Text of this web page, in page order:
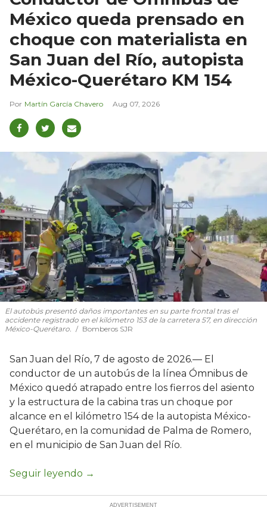
México queda prensado en
choque con materialista en
San Juan del Río, autopista
México-Querétaro KM 154
Martín García Chavero Aug 07, 2026
El autobús presentó daños importantes en su parte frontal tras el
accidente registrado en el kilómetro 153 de la carretera 57, en dirección
México-Querétaro.
Bomberos SJR
San Juan del Río, 7 de agosto de 2026.— El
conductor de un autobús de la línea Ómnibus de
México quedó atrapado entre los fierros del asiento
y la estructura de la cabina tras un choque por
alcance en el kilómetro 154 de la autopista México-
Querétaro, en la comunidad de Palma de Romero,
en el municipio de San Juan del Río.